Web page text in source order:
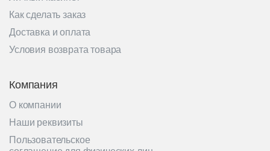
Как сделать заказ
Доставка и оплата
Условия возврата товара
Компания
О компании
Наши реквизиты
Пользовательское